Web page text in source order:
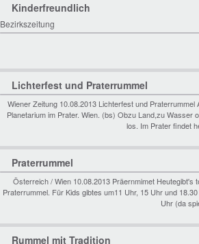
Kinderfreundlich
Bezirkszeitung
Lichterfest und Praterrummel
Wiener Zeitung 10.08.2013 Lichterfest und
Planetarium im Prater. Wien. (bs) Obzu Land,zu Wasser
los. Im Prater findet
Praterrummel
Österreich / Wien 10.08.2013 Präernmimet
Praterrummel. Für Kids gibtes um11 Uhr, 15 Uhr und
Uhr (da
Rummel mit Tradition